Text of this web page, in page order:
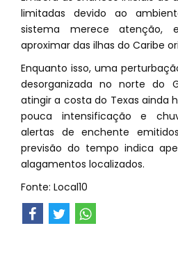
limitadas devido ao
sistema merece atenção,
aproximar das ilhas do Caribe
Enquanto isso, uma
desorganizada no norte do
atingir a costa do Texas ainda
pouca intensificação e
alertas de enchente
previsão do tempo indica
alagamentos localizados.
Fonte: Local10